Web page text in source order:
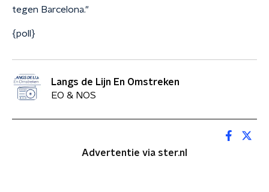
tegen Barcelona."
{poll}
Langs de Lijn En Omstreken
EO & NOS
Advertentie via ster.nl